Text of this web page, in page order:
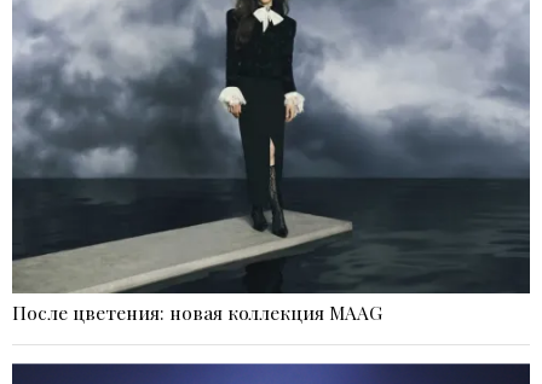
После цветения: новая коллекция MAAG